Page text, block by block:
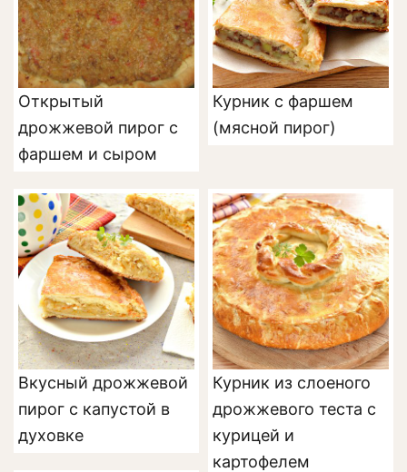
Открытый
дрожжевой пирог с
фаршем и сыром
Курник с фаршем
(мясной пирог)
Вкусный дрожжевой
пирог с капустой в
духовке
Курник из слоеного
дрожжевого теста с
курицей и
картофелем